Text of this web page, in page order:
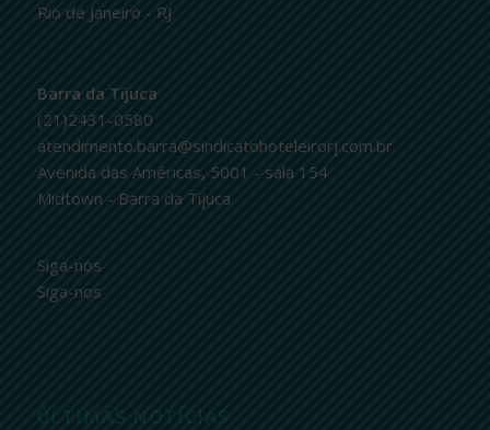
Rio de Janeiro - RJ
Barra da Tijuca
(21)2431-0580
atendimento.barra@sindicatohoteleirorj.com.br
Avenida das Américas, 5001 - sala 154
Midtown - Barra da Tijuca
Siga-nos
Siga-nos
ÚLTIMAS NOTÍCIAS